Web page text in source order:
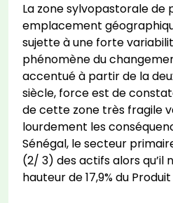
La zone sylvopastorale de
emplacement
sujette à une forte
phénomène du
accentué à partir de la
siècle, force est de
de cette zone très fragile
lourdement les
Sénégal, le secteur
(2/ 3) des actifs alors qu’il
hauteur de 17,9% du